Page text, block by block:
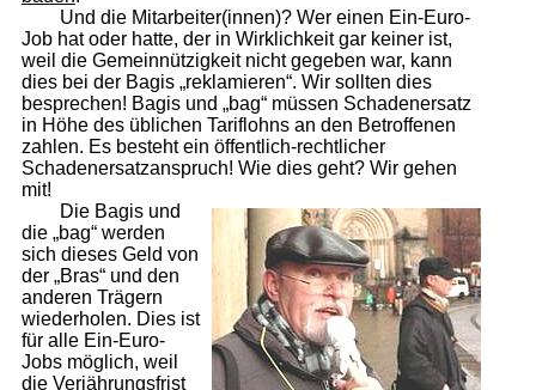
Und die Mitarbeiter(innen)? Wer einen Ein-Euro-
Job hat oder hatte, der in Wirklichkeit gar keiner ist,
weil die Gemeinnützigkeit nicht gegeben war, kann
dies bei der Bagis „reklamieren“. Wir sollten dies
besprechen! Bagis und „bag“ müssen Schadenersatz
in Höhe des üblichen Tariflohns an den Betroffenen
zahlen. Es besteht ein öffentlich-rechtlicher
Schadenersatzanspruch! Wie dies geht? Wir gehen
mit!
Die Bagis und
die „bag“ werden
sich dieses Geld von
der „Bras“ und den
anderen Trägern
wiederholen. Dies ist
für alle Ein-Euro-
Jobs möglich, weil
die Verjährungsfrist